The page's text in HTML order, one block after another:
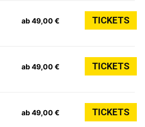
ab 49,00 € TICKETS
ab 49,00 € TICKETS
ab 49,00 € TICKETS